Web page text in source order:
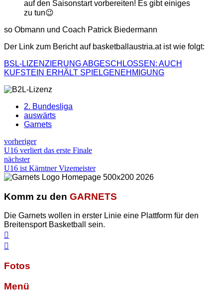
auf den Saisonstart vorbereiten! Es gibt einiges
zu tun😉
so Obmann und Coach Patrick Biedermann
Der Link zum Bericht auf basketballaustria.at ist wie folgt:
BSL-LIZENZIERUNG ABGESCHLOSSEN: AUCH
KUFSTEIN ERHÄLT SPIELGENEHMIGUNG
2. Bundesliga
auswärts
Garnets
vorheriger
U16 verliert das erste Finale
nächster
U16 ist Kärntner Vizemeister
Komm zu den GARNETS
Die Garnets wollen in erster Linie eine Plattform für den
Breitensport Basketball sein.
Fotos
Menü